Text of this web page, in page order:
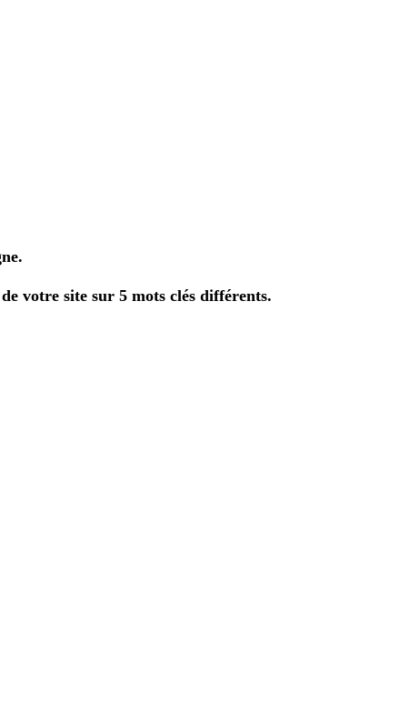
votre site sur 5 mots clés différents.